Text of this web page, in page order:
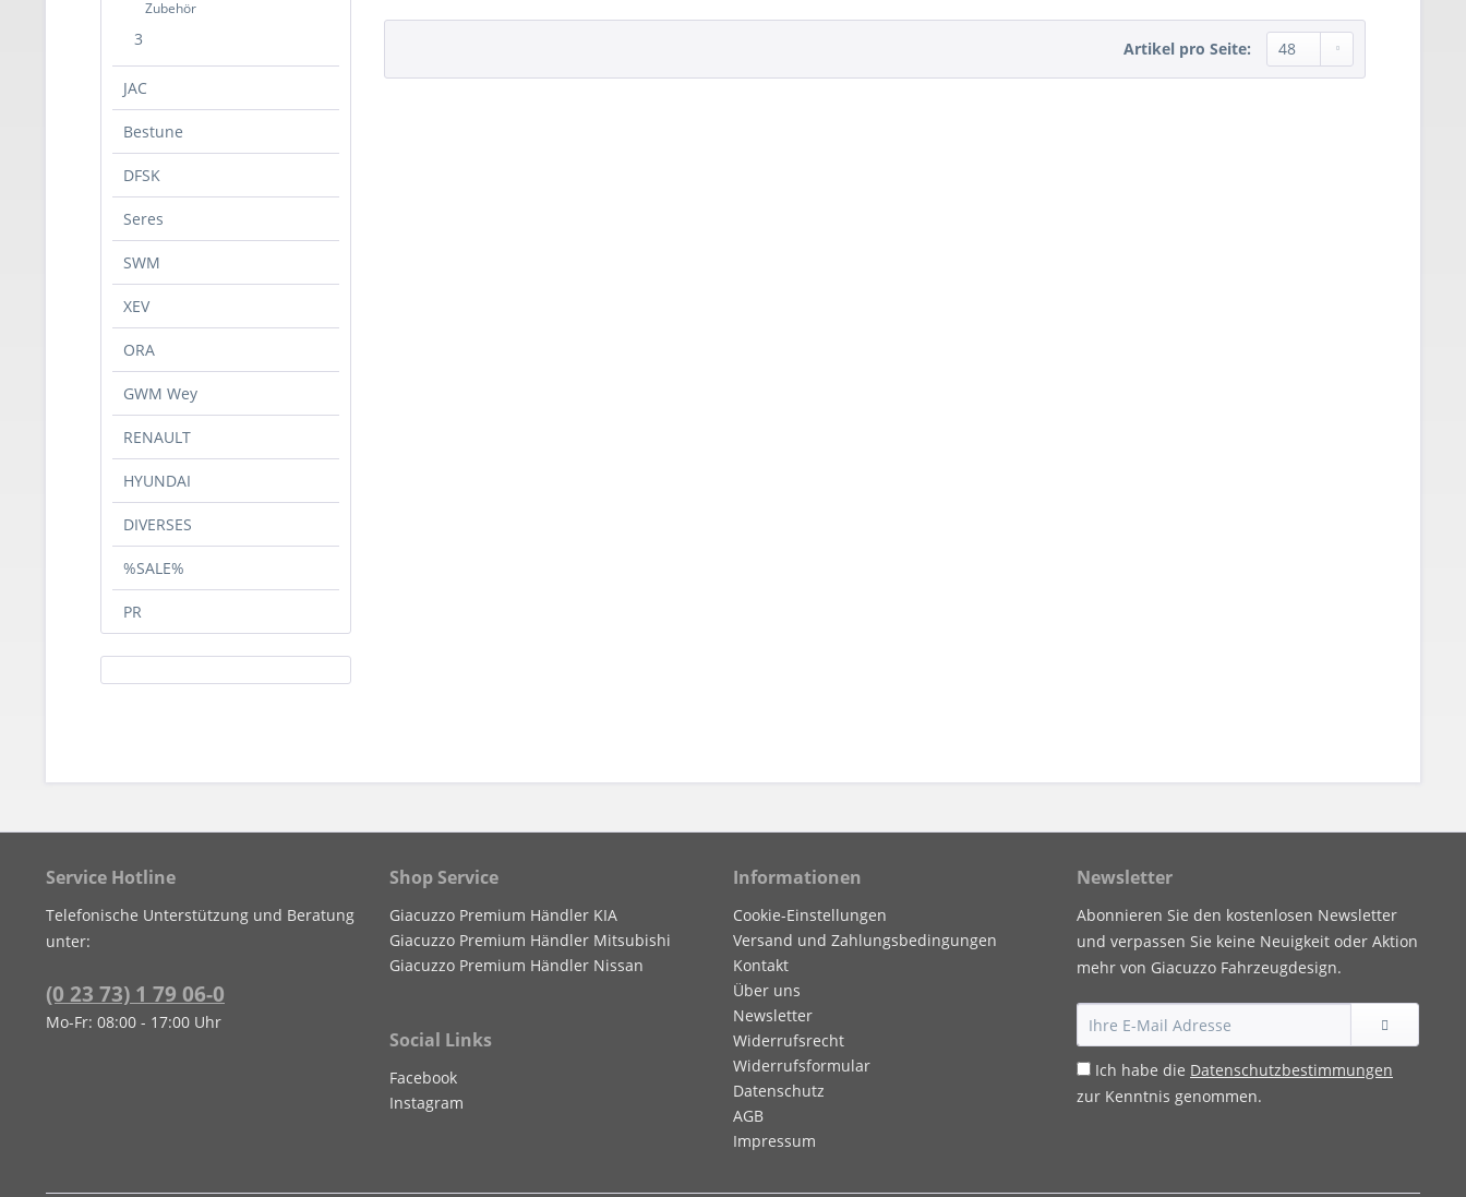
Zubehör
3
JAC
Bestune
DFSK
Seres
SWM
XEV
ORA
GWM Wey
RENAULT
HYUNDAI
DIVERSES
%SALE%
PR
Artikel pro Seite:
Service Hotline
Telefonische Unterstützung und Beratung
unter:
(0 23 73) 1 79 06-0
Mo-Fr: 08:00 - 17:00 Uhr
Shop Service
Giacuzzo Premium Händler KIA
Giacuzzo Premium Händler Mitsubishi
Giacuzzo Premium Händler Nissan
Social Links
Facebook
Instagram
Informationen
Cookie-Einstellungen
Versand und Zahlungsbedingungen
Kontakt
Über uns
Newsletter
Widerrufsrecht
Widerrufsformular
Datenschutz
AGB
Impressum
Newsletter
Abonnieren Sie den kostenlosen Newsletter
und verpassen Sie keine Neuigkeit oder Aktion
mehr von Giacuzzo Fahrzeugdesign.
Ich habe die Datenschutzbestimmungen
zur Kenntnis genommen.